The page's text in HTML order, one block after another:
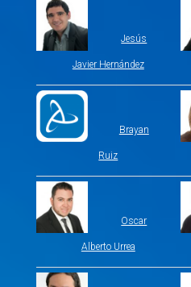
Jesús
Javier Hernández
Brayan
Ruiz
Oscar
Alberto Urrea